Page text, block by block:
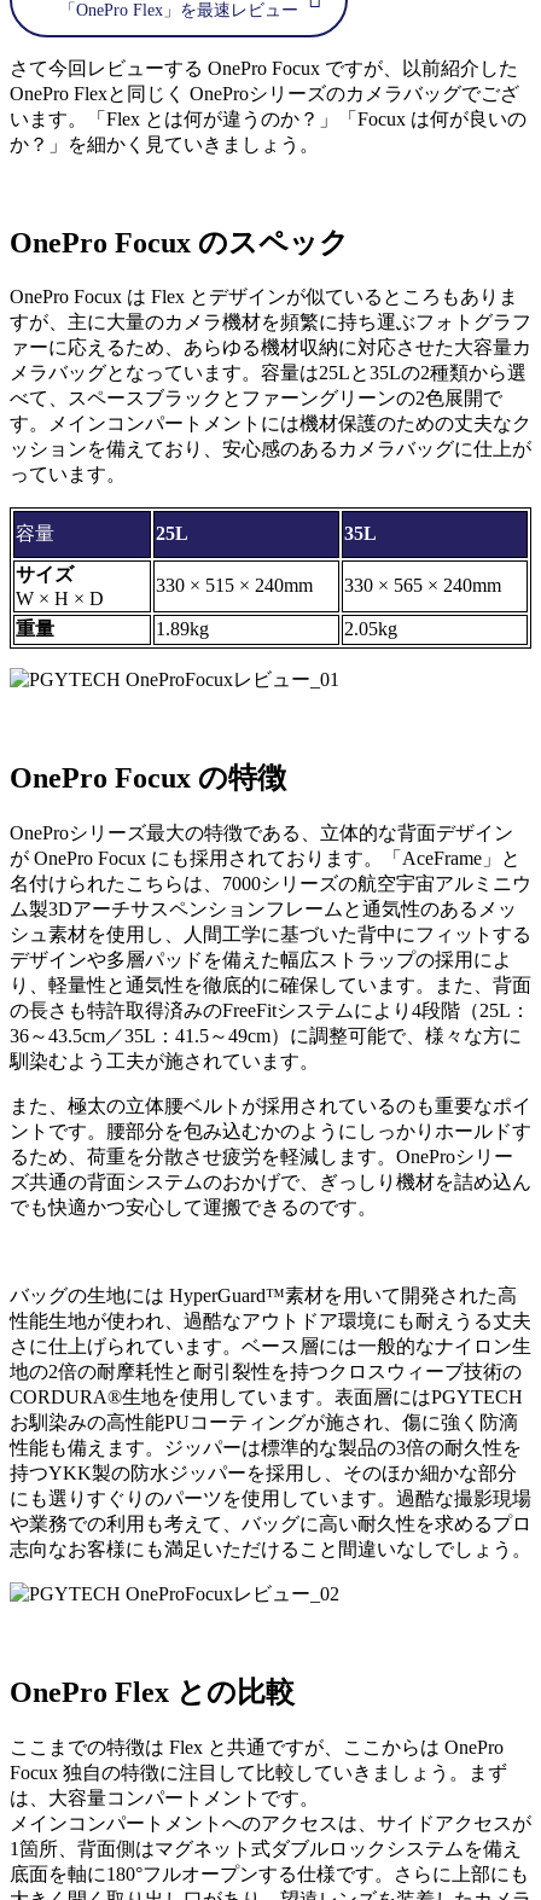
「OnePro Flex」を最速レビュー
さて今回レビューする OnePro Focux ですが、以前紹介した
OnePro Flexと同じく OneProシリーズのカメラバッグでござ
います。「Flex とは何が違うのか？」「Focux は何が良いの
か？」を細かく見ていきましょう。
OnePro Focux のスペック
OnePro Focux は Flex とデザインが似ているところもありま
すが、主に大量のカメラ機材を頻繁に持ち運ぶフォトグラフ
ァーに応えるため、あらゆる機材収納に対応させた大容量カ
メラバッグとなっています。容量は25Lと35Lの2種類から選
べて、スペースブラックとファーングリーンの2色展開で
す。メインコンパートメントには機材保護のための丈夫なク
ッションを備えており、安心感のあるカメラバッグに仕上が
っています。
容量 25L
35L
サイズ
W × H × D
330 × 515 × 240mm 330 × 565 × 240mm
重量 1.89kg 2.05kg
OnePro Focux の特徴
OneProシリーズ最大の特徴である、立体的な背面デザイン
が OnePro Focux にも採用されております。「AceFrame」と
名付けられたこちらは、7000シリーズの航空宇宙アルミニウ
ム製3Dアーチサスペンションフレームと通気性のあるメッ
シュ素材を使用し、人間工学に基づいた背中にフィットする
デザインや多層パッドを備えた幅広ストラップの採用によ
り、軽量性と通気性を徹底的に確保しています。また、背面
の長さも特許取得済みのFreeFitシステムにより4段階（25L：
36～43.5cm／35L：41.5～49cm）に調整可能で、様々な方に
馴染むよう工夫が施されています。
また、極太の立体腰ベルトが採用されているのも重要なポイ
ントです。腰部分を包み込むかのようにしっかりホールドす
るため、荷重を分散させ疲労を軽減します。OneProシリー
ズ共通の背面システムのおかげで、ぎっしり機材を詰め込ん
でも快適かつ安心して運搬できるのです。
バッグの生地には HyperGuard™素材を用いて開発された高
性能生地が使われ、過酷なアウトドア環境にも耐えうる丈夫
さに仕上げられています。ベース層には一般的なナイロン生
地の2倍の耐摩耗性と耐引裂性を持つクロスウィーブ技術の
CORDURA®生地を使用しています。表面層にはPGYTECH
お馴染みの高性能PUコーティングが施され、傷に強く防滴
性能も備えます。ジッパーは標準的な製品の3倍の耐久性を
持つYKK製の防水ジッパーを採用し、そのほか細かな部分
にも選りすぐりのパーツを使用しています。過酷な撮影現場
や業務での利用も考えて、バッグに高い耐久性を求めるプロ
志向なお客様にも満足いただけること間違いなしでしょう。
OnePro Flex との比較
ここまでの特徴は Flex と共通ですが、ここからは OnePro
Focux 独自の特徴に注目して比較していきましょう。まず
は、大容量コンパートメントです。
メインコンパートメントへのアクセスは、サイドアクセスが
1箇所、背面側はマグネット式ダブルロックシステムを備え
底面を軸に180°フルオープンする仕様です。さらに上部にも